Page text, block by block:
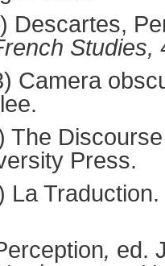
Descartes,
Studies,
Camera
The
Press.
La Traduction.
, ed.